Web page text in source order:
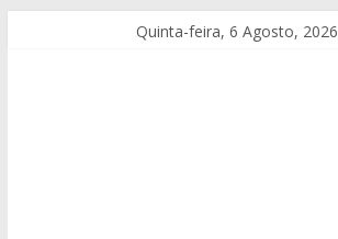
Quinta-feira, 6 Agosto, 2026